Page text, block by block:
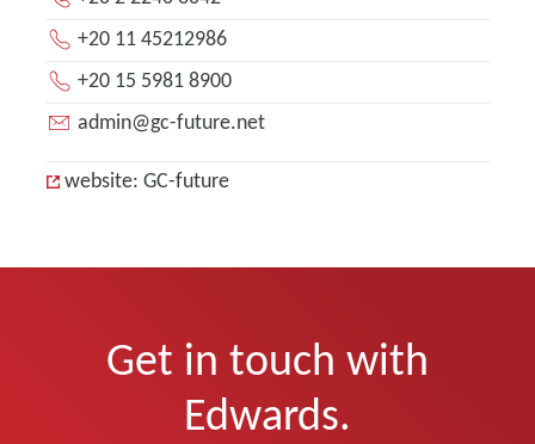
+20 11 45212986
+20 15 5981 8900
admin@gc-future.net
website: GC-future
Get in touch with
Edwards.